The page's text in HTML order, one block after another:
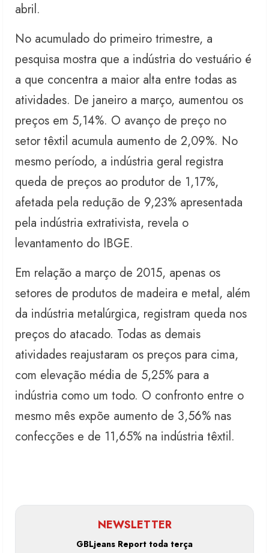
abril.
No acumulado do primeiro trimestre, a
pesquisa mostra que a indústria do vestuário é
a que concentra a maior alta entre todas as
atividades. De janeiro a março, aumentou os
preços em 5,14%. O avanço de preço no
setor têxtil acumula aumento de 2,09%. No
mesmo período, a indústria geral registra
queda de preços ao produtor de 1,17%,
afetada pela redução de 9,23% apresentada
pela indústria extrativista, revela o
levantamento do IBGE.
Em relação a março de 2015, apenas os
setores de produtos de madeira e metal, além
da indústria metalúrgica, registram queda nos
preços do atacado. Todas as demais
atividades reajustaram os preços para cima,
com elevação média de 5,25% para a
indústria como um todo. O confronto entre o
mesmo mês expõe aumento de 3,56% nas
confecções e de 11,65% na indústria têxtil.
NEWSLETTER
GBLjeans Report toda terça